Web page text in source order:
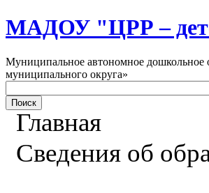
МАДОУ "ЦРР –
Муниципальное автономное дошкольное
муниципального округа»
Главная
Сведения об